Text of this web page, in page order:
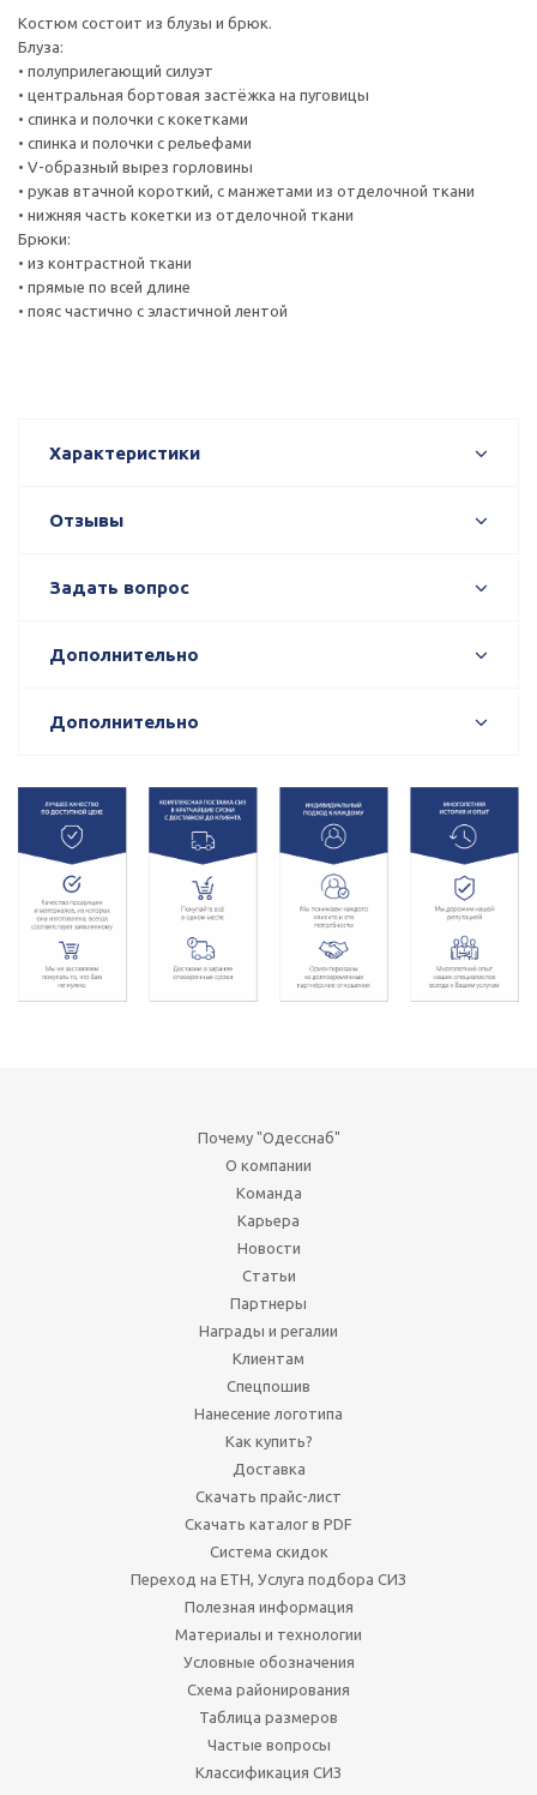
Костюм состоит из блузы и брюк.
Блуза:
• полуприлегающий силуэт
• центральная бортовая застёжка на пуговицы
• спинка и полочки с кокетками
• спинка и полочки с рельефами
• V-образный вырез горловины
• рукав втачной короткий, с манжетами из отделочной ткани
• нижняя часть кокетки из отделочной ткани
Брюки:
• из контрастной ткани
• прямые по всей длине
• пояс частично с эластичной лентой
Характеристики
Отзывы
Задать вопрос
Дополнительно
Дополнительно
Почему "Одесснаб"
О компании
Команда
Карьера
Новости
Статьи
Партнеры
Награды и регалии
Клиентам
Спецпошив
Нанесение логотипа
Как купить?
Доставка
Скачать прайс-лист
Скачать каталог в PDF
Система скидок
Переход на ЕТН, Услуга подбора СИЗ
Полезная информация
Материалы и технологии
Условные обозначения
Схема районирования
Таблица размеров
Частые вопросы
Классификация СИЗ